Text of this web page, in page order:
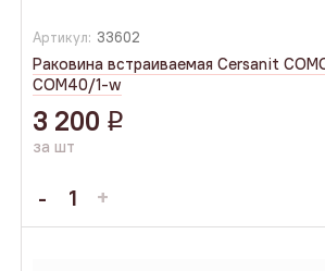
Артикул: 33602
Раковина встраиваемая Cersanit
COM40/1-w
3 200 q
за шт